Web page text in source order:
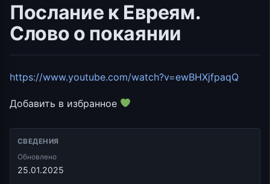
Послание к Евреям.
Слово о покаянии
https://www.youtube.com/watch?v=ewBHXjfpaqQ
Добавить в избранное
СВЕДЕНИЯ
Обновлено
25.01.2025